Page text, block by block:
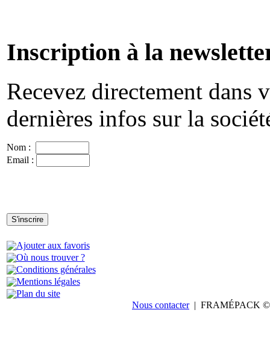
Inscription à la
Recevez directement dans
dernières infos sur la
Nom :
Email :
Ajouter aux favoris
Où nous trouver ?
Conditions générales
Mentions légales
Plan du site
Nous contacter| FRAMÉPACK ©